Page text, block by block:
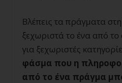
Βλέπεις τα πράγματα
ξεχωριστά το ένα από το
για ξεχωριστές
φάσμα που η
από το ένα πράγμα